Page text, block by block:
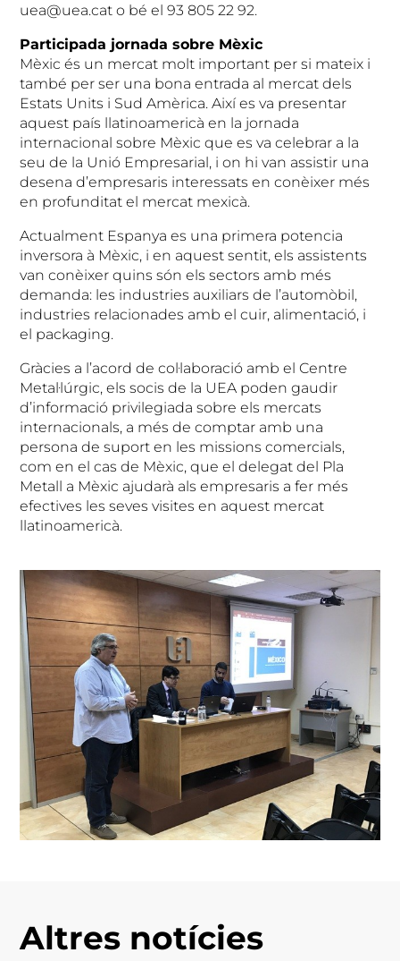
uea@uea.cat o bé el 93 805 22 92.
Participada jornada sobre Mèxic
Mèxic és un mercat molt important per si mateix i
també per ser una bona entrada al mercat dels
Estats Units i Sud Amèrica. Així es va presentar
aquest país llatinoamericà en la jornada
internacional sobre Mèxic que es va celebrar a la
seu de la Unió Empresarial, i on hi van assistir una
desena d’empresaris interessats en conèixer més
en profunditat el mercat mexicà.
Actualment Espanya es una primera potencia
inversora à Mèxic, i en aquest sentit, els assistents
van conèixer quins són els sectors amb més
demanda: les industries auxiliars de l’automòbil,
industries relacionades amb el cuir, alimentació, i
el packaging.
Gràcies a l’acord de col·laboració amb el Centre
Metal·lúrgic, els socis de la UEA poden gaudir
d’informació privilegiada sobre els mercats
internacionals, a més de comptar amb una
persona de suport en les missions comercials,
com en el cas de Mèxic, que el delegat del Pla
Metall a Mèxic ajudarà als empresaris a fer més
efectives les seves visites en aquest mercat
llatinoamericà.
Altres notícies